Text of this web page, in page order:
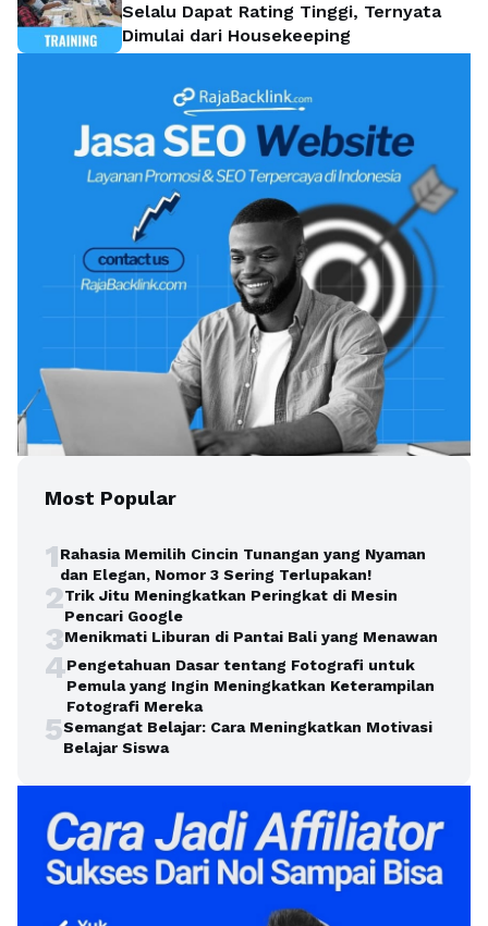
Selalu Dapat Rating Tinggi, Ternyata
Dimulai dari Housekeeping
Most Popular
1Rahasia Memilih Cincin Tunangan yang Nyaman
dan Elegan, Nomor 3 Sering Terlupakan!
2Trik Jitu Meningkatkan Peringkat di Mesin
Pencari Google
3Menikmati Liburan di Pantai Bali yang Menawan
4Pengetahuan Dasar tentang Fotografi untuk
Pemula yang Ingin Meningkatkan Keterampilan
Fotografi Mereka
5Semangat Belajar: Cara Meningkatkan Motivasi
Belajar Siswa